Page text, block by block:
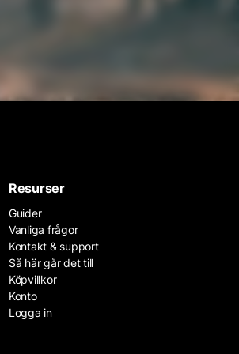
Resurser
Guider
Vanliga frågor
Kontakt & support
Så här går det till
Köpvillkor
Konto
Logga in